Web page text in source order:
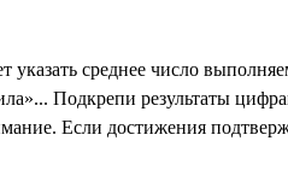
среднее число
Подкрепи результаты
Если достижения